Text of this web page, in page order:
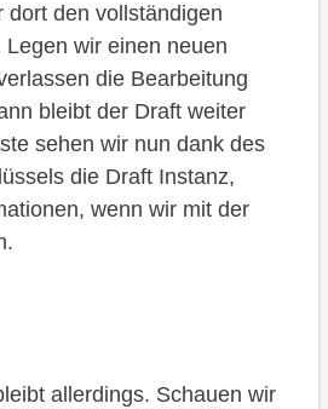
dort den vollständigen
wir einen neuen
die Bearbeitung
bleibt der Draft weiter
sehen wir nun dank des
die Draft Instanz,
wenn wir mit der
allerdings. Schauen wir